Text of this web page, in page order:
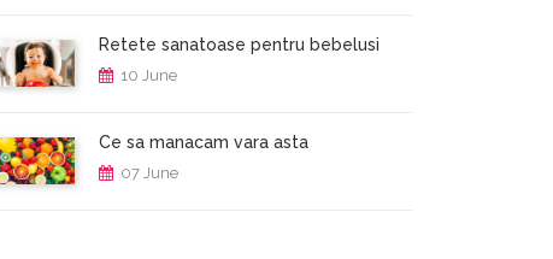
Retete sanatoase pentru bebelusi
10 June
Ce sa manacam vara asta
07 June